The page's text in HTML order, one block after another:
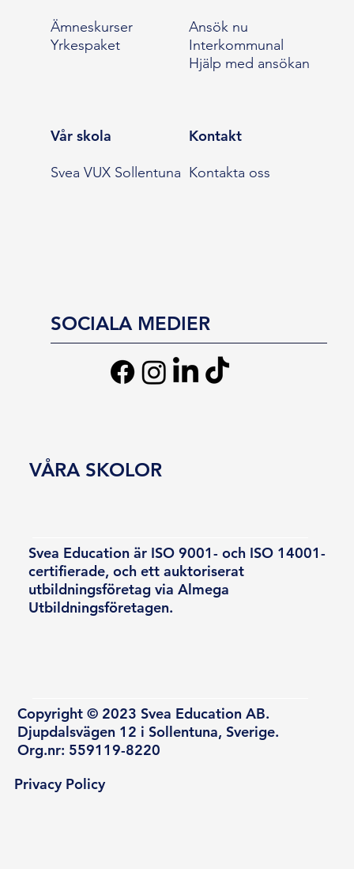
Ämneskurser
Yrkespaket
Ansök nu
Interkommunal
Hjälp med ansökan
Vår skola
Svea VUX Sollentuna
Kontakt
Kontakta oss
SOCIALA MEDIER
Svea Education är ISO 9001- och ISO 14001-
certifierade, och ett auktoriserat
utbildningsföretag via Almega
Utbildningsföretagen.
Copyright © 2023 Svea Education AB.
Djupdalsvägen 12 i Sollentuna, Sverige.
Org.nr: 559119-8220
VÅRA SKOLOR
Privacy Policy